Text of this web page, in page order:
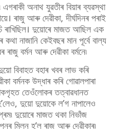
এগৰাকী অনাথ যুৱতীৰ বিয়াৰ ব্যৱস্থা
ৰাজু আৰু দেৱীকা, দীৰ্ঘদিনৰ পৰাই
ৰাখিছিল। দুয়োৰে মাজত আছিল এক
নাজানি কেইবছৰ মান পূৰ্বে বাল্য
ৰাজু বৰ্মন আৰু দেৱীকা বৰ্মনে৷
বিবাহত বহাৰ খবৰ লাভ কৰি
বৰ্মনক উদ্ধাৰ কৰি গোৱালপাৰা
তেওঁলোকৰ তত্বাৱধানত
দুয়ো দুয়োকে ল’গ নাপালেও
দুয়োৰে মাজত থকা নিভাঁজ
মিলন হ’ল ৰাজু আৰু দেৱীকাৰ৷